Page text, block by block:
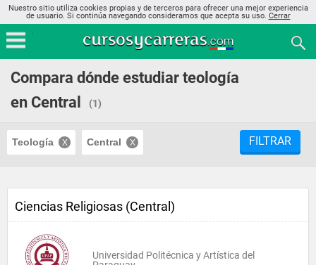
Nuestro sitio utiliza cookies propias y de terceros para ofrecer una mejor experiencia
de usuario. Si continúa navegando consideramos que acepta su uso. Cerrar
Compara dónde estudiar teología
en Central
(1)
Teología Central FILTRAR
Ciencias Religiosas (Central)
Universidad Politécnica y Artística del